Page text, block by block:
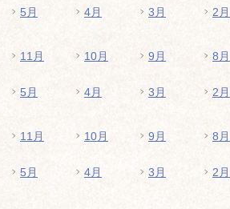
5月 4月 3月 2月
11月 10月 9月 8月
5月 4月 3月 2月
11月 10月 9月 8月
5月 4月 3月 2月